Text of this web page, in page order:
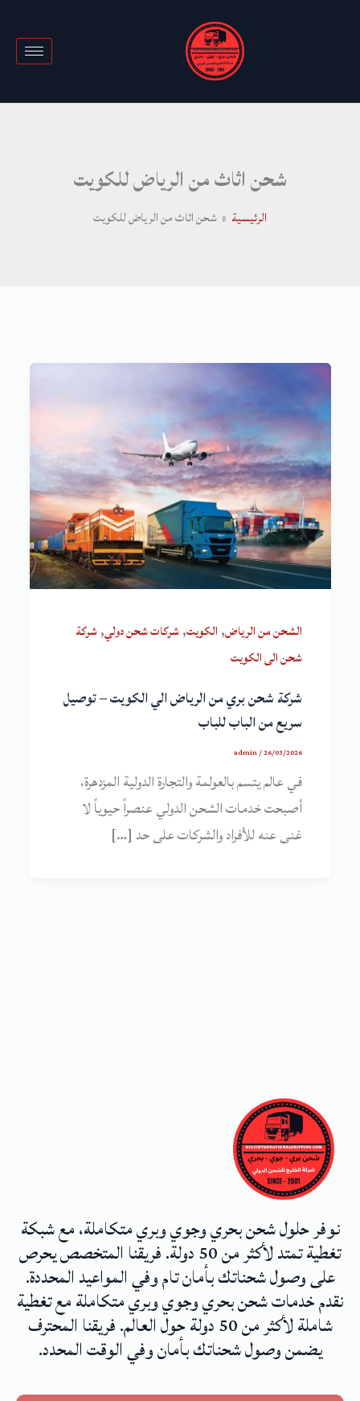
شحن اثاث من الرياض للكويت
الرئيسية شحن اثاث من الرياض للكويت
الشحن من الرياض, الكويت,شركات شحن دولي,شركة
شحن الى الكويت
شركة شحن بري من الرياض الي الكويت – توصيل
سريع من الباب للباب
admin/26/03/2026
في عالم يتسم بالعولمة والتجارة الدولية المزدهرة،
أصبحت خدمات الشحن الدولي عنصراً حيوياً لا
غنى عنه للأفراد والشركات على حد […]
نوفر حلول شحن بحري وجوي وبري متكاملة، مع شبكة
تغطية تمتد لأكثر من 50 دولة. فريقنا المتخصص يحرص
على وصول شحناتك بأمان تام وفي المواعيد المحددة.
نقدم خدمات شحن بحري وجوي وبري متكاملة مع تغطية
شاملة لأكثر من 50 دولة حول العالم. فريقنا المحترف
يضمن وصول شحناتك بأمان وفي الوقت المحدد.